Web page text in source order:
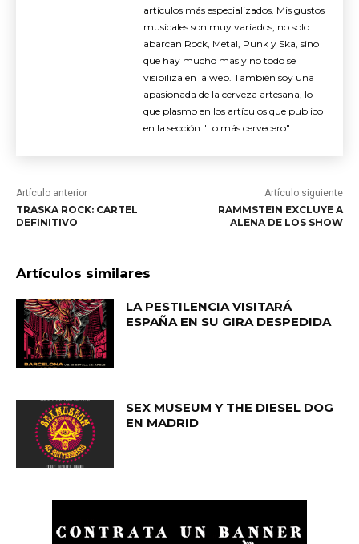
artículos más especializados. Mis gustos
musicales son muy variados, no solo
abarcan Rock, Metal, Punk y Ska, sino
que hay mucho más y no todo se
visibiliza en la web. También soy una
apasionada de la cerveza artesana, lo
que plasmo en los artículos que publico
en la sección "Lo más cervecero".
Artículo anterior
TRASKA ROCK: CARTEL
DEFINITIVO
Artículo siguiente
RAMMSTEIN EXCLUYE A
ALENA DE LOS SHOW
Artículos similares
LA PESTILENCIA VISITARÁ
ESPAÑA EN SU GIRA DESPEDIDA
SEX MUSEUM Y THE DIESEL DOG
EN MADRID